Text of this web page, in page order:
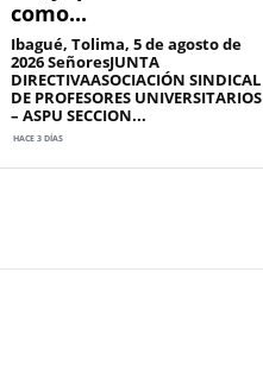
como...
Ibagué, Tolima, 5 de agosto de
2026 SeñoresJUNTA
DIRECTIVAASOCIACIÓN SINDICAL
DE PROFESORES UNIVERSITARIOS
– ASPU SECCION...
HACE 3 DÍAS